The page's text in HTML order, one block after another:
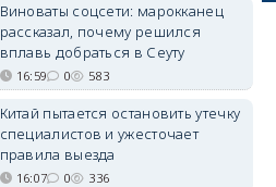
Виноваты соцсети: марокканец
рассказал, почему решился
вплавь добраться в Сеуту
16:59 0 583
Китай пытается остановить утечку
специалистов и ужесточает
правила выезда
16:07 0 336